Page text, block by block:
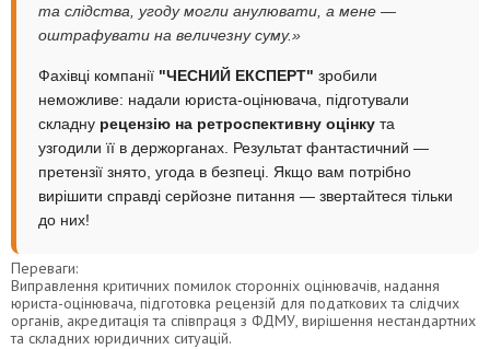
та слідства, угоду могли анулювати, а мене —
оштрафувати на величезну суму.»
Фахівці компанії "ЧЕСНИЙ ЕКСПЕРТ" зробили
неможливе: надали юриста-оцінювача, підготували
складну рецензію на ретроспективну оцінку та
узгодили її в держорганах. Результат фантастичний —
претензії знято, угода в безпеці. Якщо вам потрібно
вирішити справді серйозне питання — звертайтеся тільки
до них!
Переваги:
Виправлення критичних помилок сторонніх оцінювачів, надання
юриста-оцінювача, підготовка рецензій для податкових та слідчих
органів, акредитація та співпраця з ФДМУ, вирішення нестандартних
та складних юридичних ситуацій.